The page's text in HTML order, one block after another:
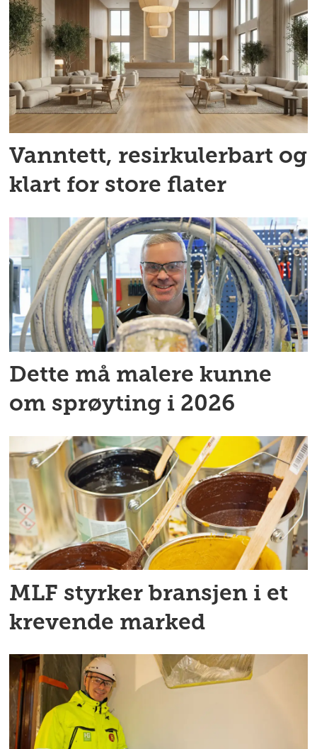
Vanntett, resirkulerbart og
klart for store flater
Dette må malere kunne
om sprøyting i 2026
MLF styrker bransjen i et
krevende marked